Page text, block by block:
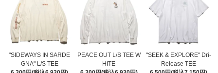
"SIDEWAYS IN SARDE
GNA" L/S TEE
PEACE OUT L/S TEE W
HITE
"SEEK & EXPLORE" Dri-
Release TEE